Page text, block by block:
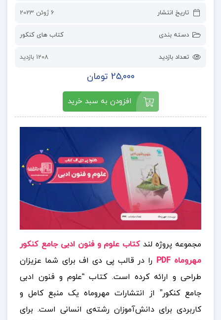
تاریخ انتشار 6 ژوئن 2023
دسته بندی کتاب های کنکور
تعداد بازدید 1208 بازدید
25,000 تومان
افزودن به سبد خرید
مجموعه پروژه لندکتاب علوم و فنون ادبی جامع کنکور
مهروماه PDF
را در قالب پی دی اف برای شما عزیزان
طراحی و ارائه کرده است. کتاب “علوم و فنون ادبی
جامع کنکور” از انتشارات مهروماه یک منبع کامل و
کاربردی برای دانش‌آموزان رشته‌ی انسانی است. برای